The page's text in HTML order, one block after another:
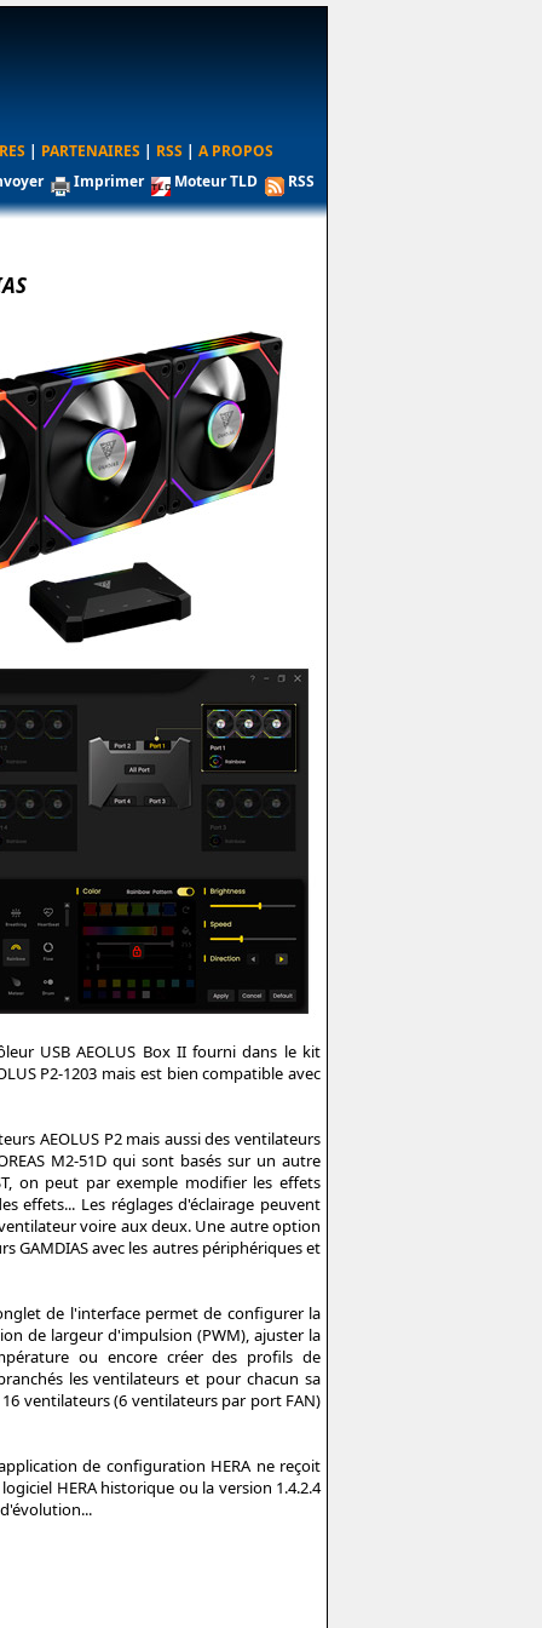
| PARTENAIRES | RSS | A PROPOS
Imprimer Moteur TLD RSS
USB AEOLUS Box II fourni dans le kit
P2-1203 mais est bien compatible avec
AEOLUS P2 mais aussi des ventilateurs
M2-51D qui sont basés sur un autre
on peut par exemple modifier les effets
effets... Les réglages d'éclairage peuvent
voire aux deux. Une autre option
GAMDIAS avec les autres périphériques et
de l'interface permet de configurer la
de largeur d'impulsion (PWM), ajuster la
ou encore créer des profils de
les ventilateurs et pour chacun sa
ventilateurs (6 ventilateurs par port FAN)
de configuration HERA ne reçoit
HERA historique ou la version 1.4.2.4